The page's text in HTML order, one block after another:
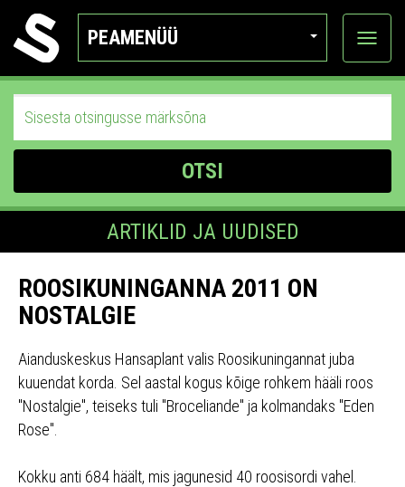
PEAMENÜÜ
Ava
OTSI
ARTIKLID JA UUDISED
ROOSIKUNINGANNA 2011 ON
NOSTALGIE
Aianduskeskus Hansaplant valis Roosikuningannat juba
kuuendat korda. Sel aastal kogus kõige rohkem hääli roos
"Nostalgie", teiseks tuli "Broceliande" ja kolmandaks "Eden
Rose".
Kokku anti 684 häält, mis jagunesid 40 roosisordi vahel.